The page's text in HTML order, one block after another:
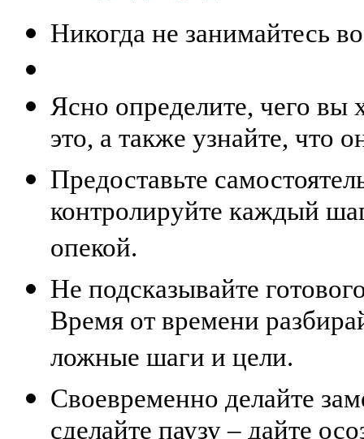
Никогда не занимайтесь
Ясно определите, чего вы
это, а также узнайте, что
Предоставьте
контролируйте каждый
опекой.
Не подсказывайте
Время от времени
ложные шаги и цели.
Своевременно делайте